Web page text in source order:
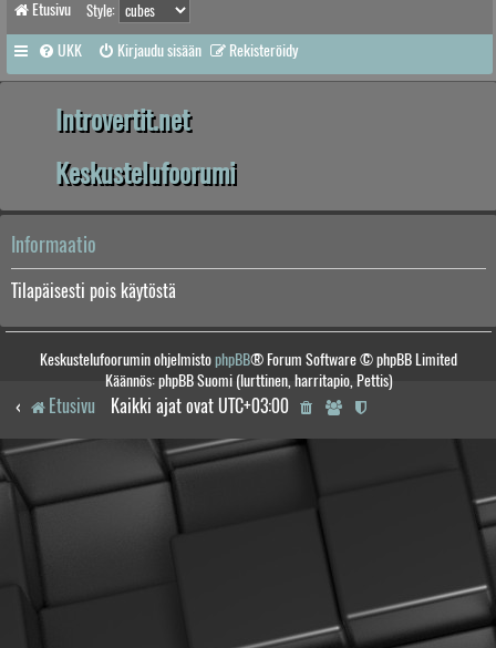
Etusivu Style:
UKK Kirjaudu sisään Rekisteröidy
Introvertit.net
Keskustelufoorumi
Informaatio
Tilapäisesti pois käytöstä
Keskustelufoorumin ohjelmistophpBB® Forum Software © phpBB Limited
Käännös: phpBB Suomi (lurttinen, harritapio, Pettis)
Etusivu Kaikki ajat ovat UTC+03:00